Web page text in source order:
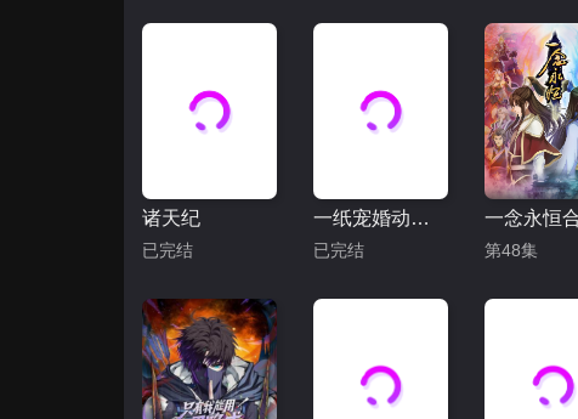
诸天纪
已完结
一纸宠婚动态漫画
已完结 第48集